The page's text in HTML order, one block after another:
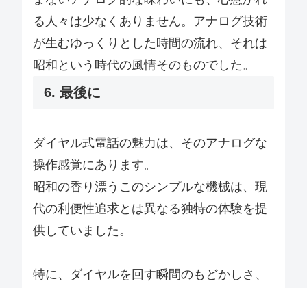
る人々は少なくありません。アナログ技術
が生むゆっくりとした時間の流れ、それは
昭和という時代の風情そのものでした。
6. 最後に
ダイヤル式電話の魅力は、そのアナログな
操作感覚にあります。
昭和の香り漂うこのシンプルな機械は、現
代の利便性追求とは異なる独特の体験を提
供していました。
特に、ダイヤルを回す瞬間のもどかしさ、